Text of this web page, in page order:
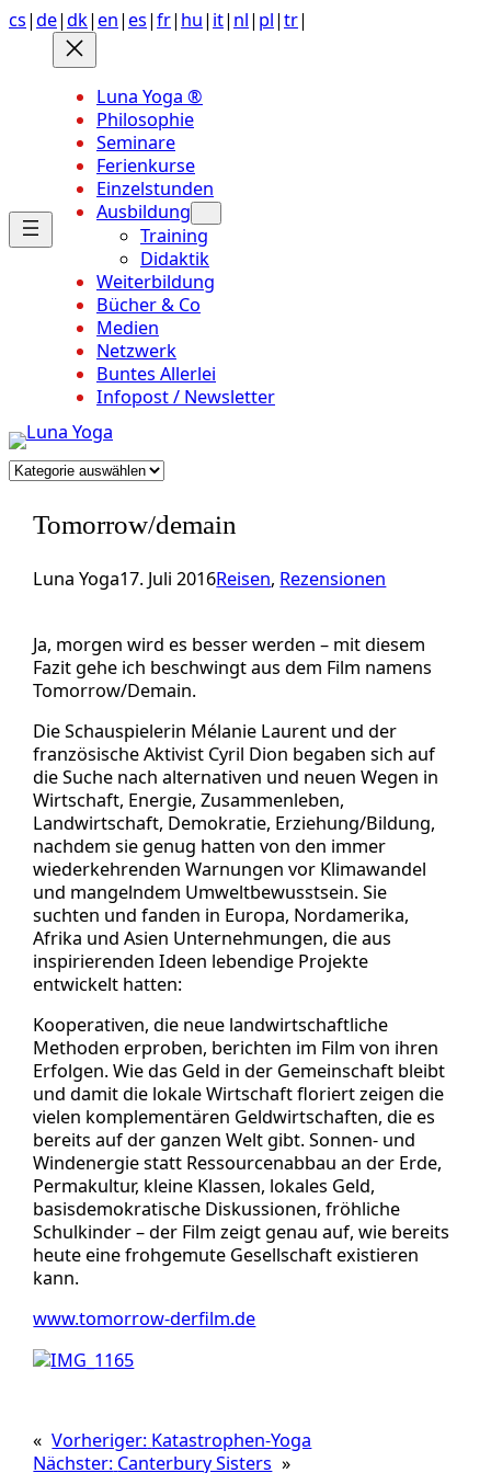
Anchor
Zum
Inhalt
springen
cs|de|dk| en| es|fr| hu| it| nl| pl|tr|
Luna Yoga ®
Philosophie
Seminare
Ferienkurse
Einzelstunden
Ausbildung
Training
Didaktik
Weiterbildung
Bücher & Co
Medien
Netzwerk
Buntes Allerlei
Infopost / Newsletter
Kategorien
Tomorrow/demain
Luna Yoga17. Juli 2016Reisen, Rezensionen
Ja, morgen wird es besser werden – mit diesem
Fazit gehe ich beschwingt aus dem Film namens
Tomorrow/Demain.
Die Schauspielerin Mélanie Laurent und der
französische Aktivist Cyril Dion begaben sich auf
die Suche nach alternativen und neuen Wegen in
Wirtschaft, Energie, Zusammenleben,
Landwirtschaft, Demokratie, Erziehung/Bildung,
nachdem sie genug hatten von den immer
wiederkehrenden Warnungen vor Klimawandel
und mangelndem Umweltbewusstsein. Sie
suchten und fanden in Europa, Nordamerika,
Afrika und Asien Unternehmungen, die aus
inspirierenden Ideen lebendige Projekte
entwickelt hatten:
Kooperativen, die neue landwirtschaftliche
Methoden erproben, berichten im Film von ihren
Erfolgen. Wie das Geld in der Gemeinschaft bleibt
und damit die lokale Wirtschaft floriert zeigen die
vielen komplementären Geldwirtschaften, die es
bereits auf der ganzen Welt gibt. Sonnen- und
Windenergie statt Ressourcenabbau an der Erde,
Permakultur, kleine Klassen, lokales Geld,
basisdemokratische Diskussionen, fröhliche
Schulkinder – der Film zeigt genau auf, wie bereits
heute eine frohgemute Gesellschaft existieren
kann.
www.tomorrow-derfilm.de
« Vorheriger: Katastrophen-Yoga
Nächster: Canterbury Sisters »